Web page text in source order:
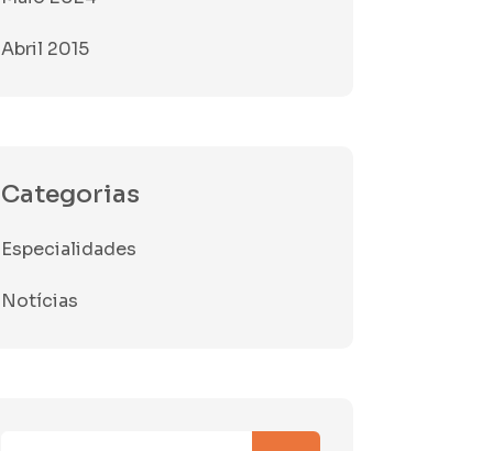
Abril 2015
Categorias
Especialidades
Notícias